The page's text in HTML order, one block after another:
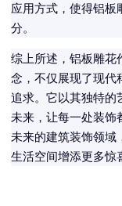
应用方式，使得铝板
分。
综上所述，铝板雕花
念，不仅展现了现代
追求。它以其独特的
未来，让每一处装饰
未来的建筑装饰领域
生活空间增添更多惊